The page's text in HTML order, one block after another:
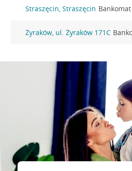
Straszęcin, Straszęcin
Żyraków, ul. Żyraków 171C